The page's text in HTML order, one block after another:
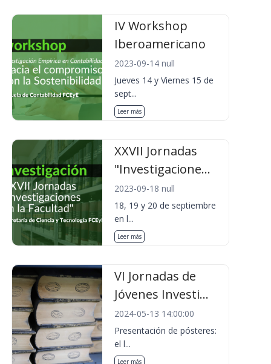
IV Workshop
Iberoamericano
2023-09-14 null
Jueves 14 y Viernes 15 de
sept...
Leer más
XXVII Jornadas
"Investigacione...
2023-09-18 null
18, 19 y 20 de septiembre
en l...
Leer más
VI Jornadas de
Jóvenes Investi...
2024-05-13 14:00:00
Presentación de pósteres:
el l...
Leer más